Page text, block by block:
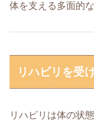
体を支える多面的
リハビリを受
リハビリは体の状